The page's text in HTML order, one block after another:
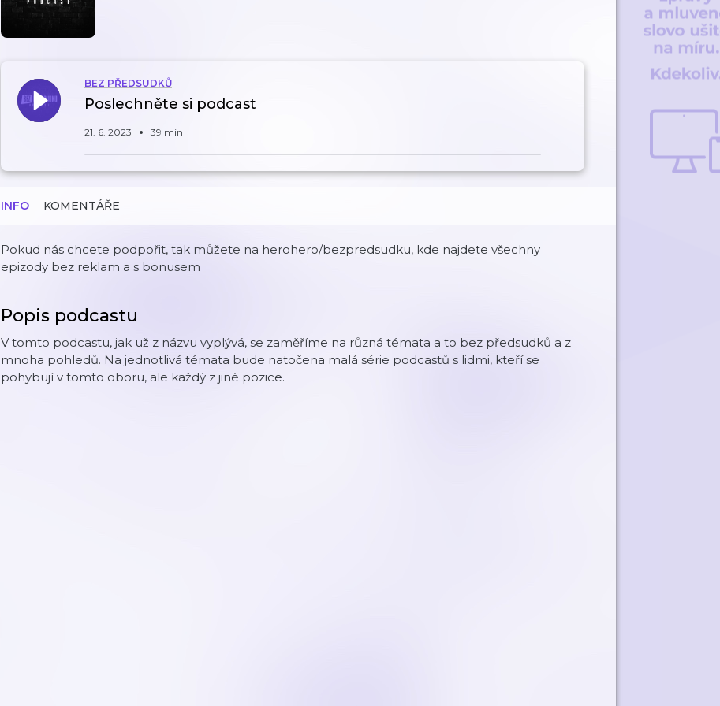
BEZ PŘEDSUDKŮ
Poslechněte si podcast
21. 6. 2023 39 min
INFO KOMENTÁŘE
Pokud nás chcete podpořit, tak můžete na herohero/bezpredsudku, kde najdete všechny
epizody bez reklam a s bonusem
Popis podcastu
V tomto podcastu, jak už z názvu vyplývá, se zaměříme na různá témata a to bez předsudků a z
mnoha pohledů. Na jednotlivá témata bude natočena malá série podcastů s lidmi, kteří se
pohybují v tomto oboru, ale každý z jiné pozice.